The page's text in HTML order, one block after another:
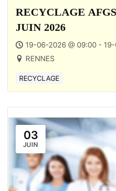
RECYCLAGE
JUIN 2026
19-06-2026 @ 09:00 -
RENNES
RECYCLAGE
03
JUIN